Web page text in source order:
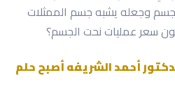
وجعله يشبه جسم الممثلات
سعر عمليات نحت الجسم؟
أحمد الشريفه أصبح حلم